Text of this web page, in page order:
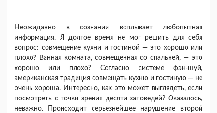
Неожиданно в сознании всплывает любопытная
информация. Я долгое время не мог решить для себя
вопрос: совмещение кухни и гостиной — это хорошо или
плохо? Ванная комната, совмещенная со спаль­ней, — это
хорошо или плохо? Согласно системе фэн-шуй,
американская традиция совмещать кухню и гостиную — не
очень хороша. Интересно, как это может выглядеть, если
посмотреть с точки зрения де­сяти заповедей? Оказалось,
неважно. Происходит серьезнейшее нарушение второй